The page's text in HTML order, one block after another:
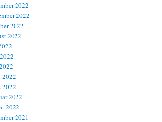
2022
2022
2022
2022
2022
2022
2022
2022
2021